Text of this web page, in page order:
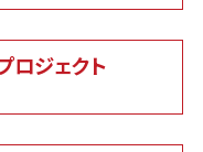
ロジェクト